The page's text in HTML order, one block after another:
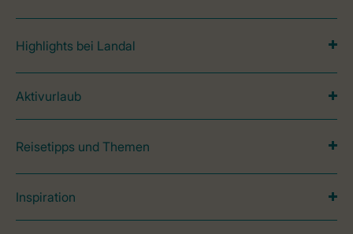
Highlights bei Landal
Aktivurlaub
Reisetipps und Themen
Inspiration